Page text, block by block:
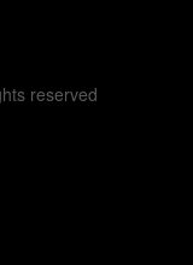
reserved